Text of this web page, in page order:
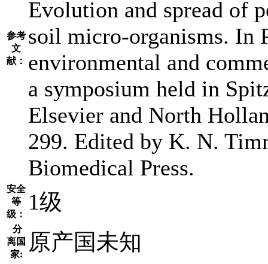
参考
文
献：
Evolution and spread of
soil micro-organisms. In
environmental and
a symposium held in
Elsevier and North
299. Edited by K. N.
Biomedical Press.
安全
等
级：
1级
分
离国
家:
原产国未知